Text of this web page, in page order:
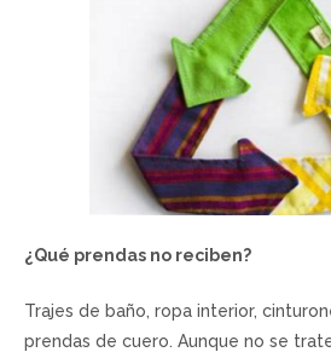
¿Qué prendas no reciben?
Trajes de baño, ropa interior,
prendas de cuero. Aunque no se